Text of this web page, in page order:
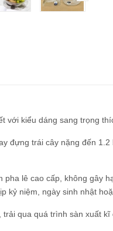
với kiểu dáng sang trọng
đựng trái cây nặng đến
lê cao cấp, không gây
kỷ niệm, ngày sinh nhật
qua quá trình sàn xuất kĩ